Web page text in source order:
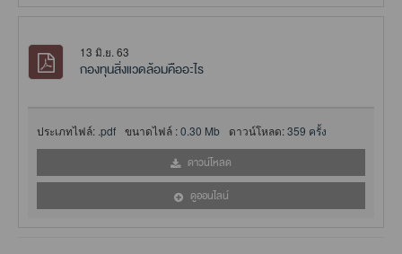
13 มิ.ย. 63
กองทุนสิ่งแวดล้อมคืออะไร
ประเภทไฟล์: .pdf ขนาดไฟล์ :0.30 Mb ดาวน์โหลด:359 ครั้ง
ดาวน์โหลด
ดูออนไลน์